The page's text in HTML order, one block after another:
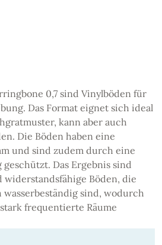
0,7 sind Vinylböden für
Das Format eignet sich ideal
kann aber auch
Die Böden haben eine
und sind zudem durch eine
Das Ergebnis sind
widerstandsfähige Böden, die
wasserbeständig sind, wodurch
frequentierte Räume